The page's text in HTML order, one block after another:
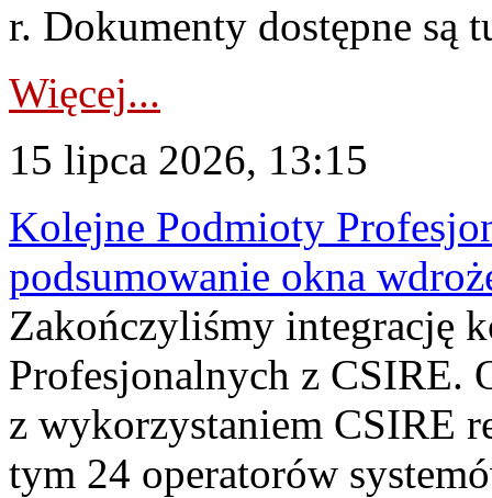
r. Dokumenty dostępne są
Więcej...
15 lipca 2026, 13:15
Kolejne Podmioty
podsumowanie okna
Zakończyliśmy integrację
Profesjonalnych z CSIRE.
z wykorzystaniem CSIRE
tym 24 operatorów